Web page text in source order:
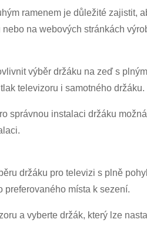
ramenem je důležité zajistit,
na webových stránkách
výběr držáku na zeď s
televizoru i samotného držáku.
správnou instalaci držáku
držáku pro televizi s plně
místa k sezení.
a vyberte držák, který lze
VYBERTE SI SVOU VLASTNÍ
Jsem
abyste ověřili, že jste skutečným